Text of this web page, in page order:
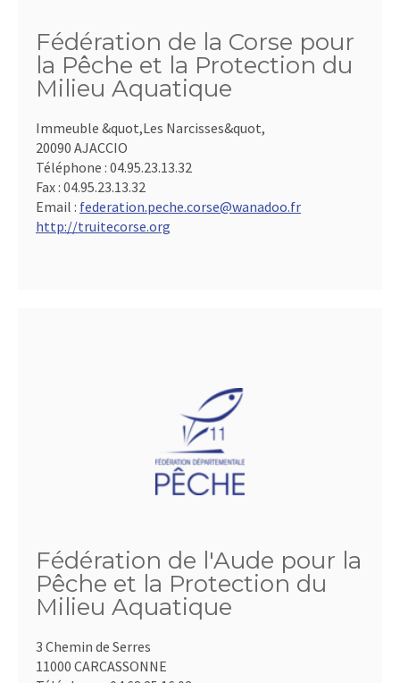
Fédération de la Corse pour
la Pêche et la Protection du
Milieu Aquatique
Immeuble &quot,Les Narcisses&quot,
20090 AJACCIO
Téléphone : 04.95.23.13.32
Fax : 04.95.23.13.32
Email : federation.peche.corse@wanadoo.fr
http://truitecorse.org
Fédération de l'Aude pour la
Pêche et la Protection du
Milieu Aquatique
3 Chemin de Serres
11000 CARCASSONNE